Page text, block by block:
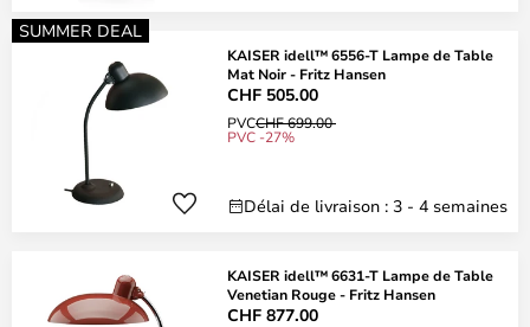
SUMMER DEAL
KAISER idell™ 6556-T Lampe de Table
Mat Noir - Fritz Hansen
CHF 505.00
PVCCHF 699.00
PVC -27%
Délai de livraison : 3 - 4 semaines
KAISER idell™ 6631-T Lampe de Table
Venetian Rouge - Fritz Hansen
CHF 877.00